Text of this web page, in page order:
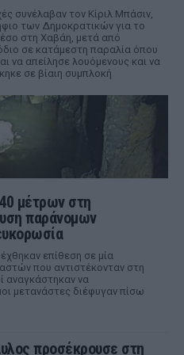
συνέλαβαν τον Κίριλ Μπάσιν,
των Δημοκρατικών για το
στη Χαβάη, μετά από
σε κατάμεστη παραλία όπου
να απείλησε λουόμενους και να
σε βίαιη συμπλοκή
μέτρων στη
παράνομων
επίθεση σε μία
που αντιστέκονταν στη
αναγκάστηκαν να
μετανάστες διέφυγαν πίσω
προσέκρουσε στη